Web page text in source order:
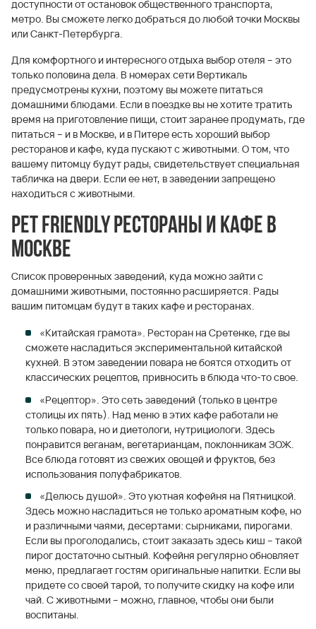
доступности от остановок общественного транспорта,
метро. Вы сможете легко добраться до любой точки Москвы
или Санкт-Петербурга.
Для комфортного и интересного отдыха выбор отеля – это
только половина дела. В номерах сети Вертикаль
предусмотрены кухни, поэтому вы можете питаться
домашними блюдами. Если в поездке вы не хотите тратить
время на приготовление пищи, стоит заранее продумать, где
питаться – и в Москве, и в Питере есть хороший выбор
ресторанов и кафе, куда пускают с животными. О том, что
вашему питомцу будут рады, свидетельствует специальная
табличка на двери. Если ее нет, в заведении запрещено
находиться с животными.
Pet friendly рестораны и кафе в
Москве
Список проверенных заведений, куда можно зайти с
домашними животными, постоянно расширяется. Рады
вашим питомцам будут в таких кафе и ресторанах.
«Китайская грамота». Ресторан на Сретенке, где вы
сможете насладиться экспериментальной китайской
кухней. В этом заведении повара не боятся отходить от
классических рецептов, привносить в блюда что-то свое.
«Рецептор». Это сеть заведений (только в центре
столицы их пять). Над меню в этих кафе работали не
только повара, но и диетологи, нутрициологи. Здесь
понравится веганам, вегетарианцам, поклонникам ЗОЖ.
Все блюда готовят из свежих овощей и фруктов, без
использования полуфабрикатов.
«Делюсь душой». Это уютная кофейня на Пятницкой.
Здесь можно насладиться не только ароматным кофе, но
и различными чаями, десертами: сырниками, пирогами.
Если вы проголодались, стоит заказать здесь киш – такой
пирог достаточно сытный. Кофейня регулярно обновляет
меню, предлагает гостям оригинальные напитки. Если вы
придете со своей тарой, то получите скидку на кофе или
чай. С животными – можно, главное, чтобы они были
воспитаны.